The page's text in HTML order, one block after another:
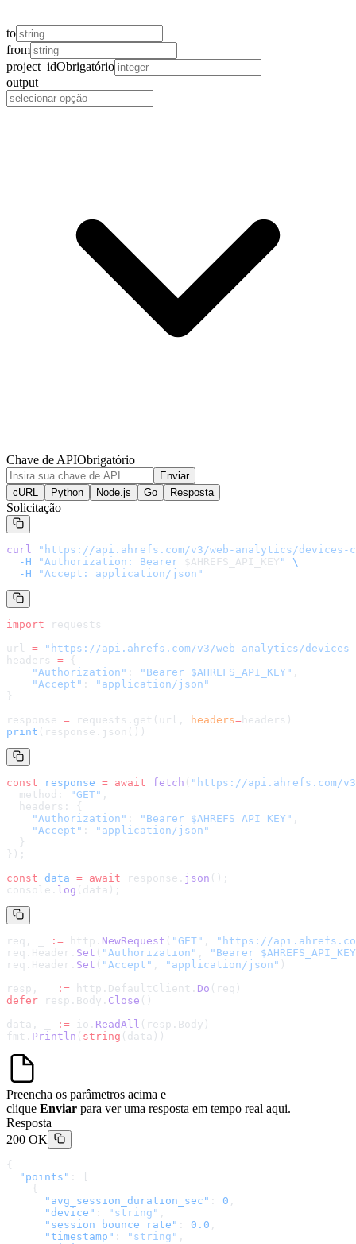
to
from
project_idObrigatório
output
Chave de APIObrigatório
Enviar
cURL
Python Node.js Go Resposta
Solicitação
curl " https://api.ahrefs.com/v3/web-analytics/devices-
  -H
"Authorization: Bearer $AHREFS_API_KEY "
\
  -H
"Accept: application/json"
import requests
url = " https://api.ahrefs.com/v3/web-analytics/
headers = {
    "Authorization"
: "Bearer $AHREFS_API_KEY" ,
    "Accept"
:
"application/json"
}
response = requests.get(url, headers= headers )
print (response.json())
const response = await fetch ( " https://api.ahrefs.com/
  method:
"GET" ,
  headers: {
    "Authorization"
: "Bearer $AHREFS_API_KEY" ,
    "Accept"
:
"application/json"
  }
});
const data = await response. json ();
console. log (data);
req, _ := http. NewRequest ( "GET" , " https://
req.Header. Set ( "Authorization" ,
"Bearer
req.Header. Set ( "Accept" , "application/json" )
resp, _
:= http.DefaultClient. Do (req)
defer resp.Body. Close ()
data, _
:= io. ReadAll (resp.Body)
fmt. Println ( string (data))
Preencha os parâmetros acima e
clique Enviar para ver uma resposta em tempo real aqui.
Resposta
200 OK
{
  "points"
: [
    {
      "avg_session_duration_sec"
: 0 ,
      "device"
: "string" ,
      "session_bounce_rate"
: 0.0 ,
      "timestamp"
: "string" ,